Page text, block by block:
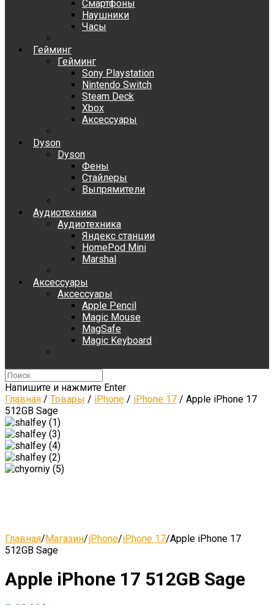
Смартфоны
Наушники
Часы
Гейминг
Гейминг
Sony Playstation
Nintendo Switch
Steam Deck
Xbox
Аксессуары
Dyson
Dyson
Фены
Стайлеры
Выпрямители
Аудиотехника
Аудиотехника
Яндекс станции
HomePod Mini
Marshal
Аксессуары
Аксессуары
Apple Pencil
Magic Mouse
MagSafe
Magic Keyboard
Напишите и нажмите Enter
Главная / Товары / iPhone / iPhone 17 / Apple iPhone 17
512GB Sage
Главная/Магазин/iPhone/iPhone 17/Apple iPhone 17
512GB Sage
Apple iPhone 17 512GB Sage